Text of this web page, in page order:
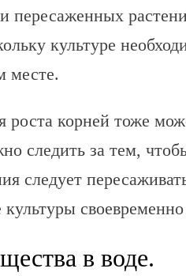
культуре
месте.
роста корней тоже
следить за тем,
следует
своевременно
в воде.